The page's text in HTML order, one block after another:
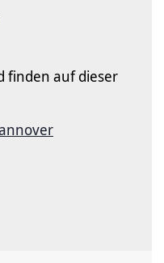
finden auf dieser